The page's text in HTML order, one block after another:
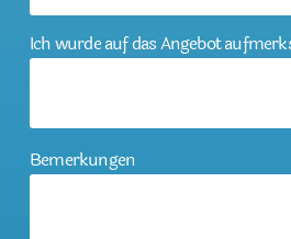
Ich wurde auf das Angebot
Bemerkungen